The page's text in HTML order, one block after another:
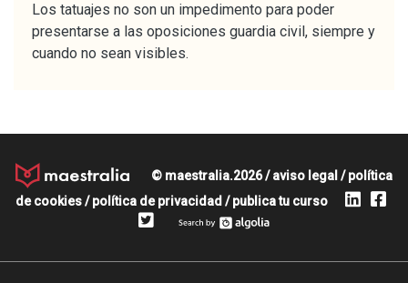
Los tatuajes no son un impedimento para poder
presentarse a las oposiciones guardia civil, siempre y
cuando no sean visibles.
© maestralia.2026 /aviso legal /política
de cookies/política de privacidad /publica tu curso